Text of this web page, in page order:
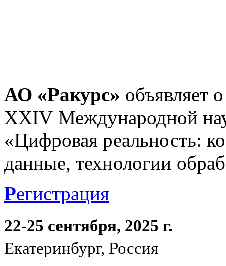
АО «Ракурс» объявляет
XXIV Международной
«Цифровая реальность:
данные, технологии
Регистрация
22-25 сентября, 2025 г.
Екатеринбург, Россия